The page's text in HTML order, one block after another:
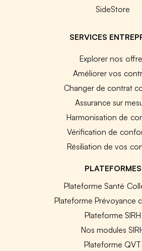
SideStore
SERVICES
Explorer nos
Améliorer vos
Changer de contrat
Assurance sur
Harmonisation de
Vérification de
Résiliation de vos
PLATEFORMES
Plateforme Santé
Plateforme Prévoyance
Plateforme SIRH
Nos modules
Plateforme QVT